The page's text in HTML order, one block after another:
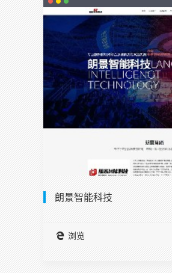
朗景智能科技
浏览